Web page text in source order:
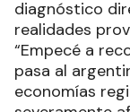
diagnóstico
realidades
“Empecé a
pasa al
economías